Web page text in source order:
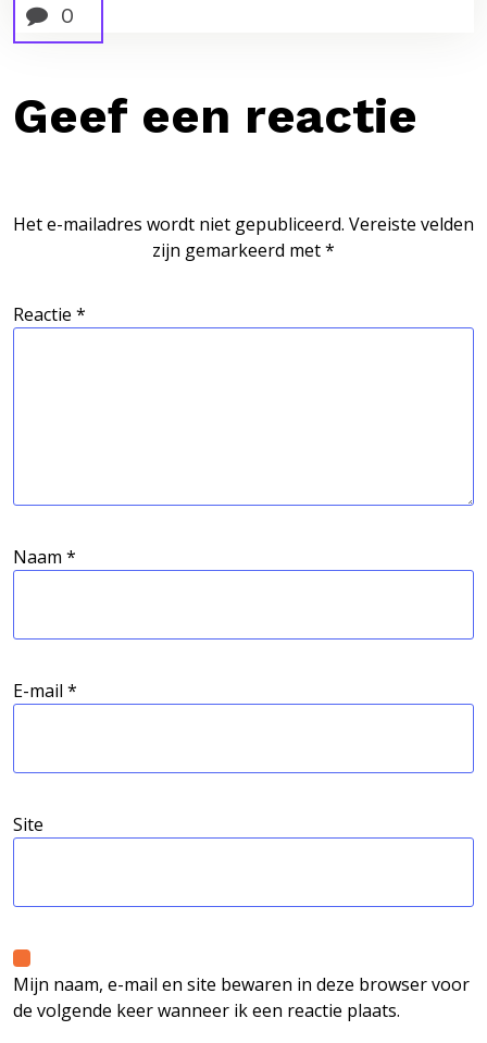
0
Geef een reactie
Het e-mailadres wordt niet gepubliceerd. Vereiste velden
zijn gemarkeerd met*
Reactie *
Naam *
E-mail *
Site
Mijn naam, e-mail en site bewaren in deze browser voor
de volgende keer wanneer ik een reactie plaats.